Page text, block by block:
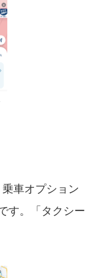
車オプション
す。「タクシー